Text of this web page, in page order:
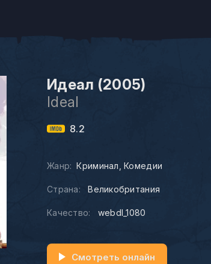
Идеал (2005)
Ideal
8.2
Жанр: Криминал Комедии
Страна: Великобритания
Качество: webdl_1080
Смотреть онлайн